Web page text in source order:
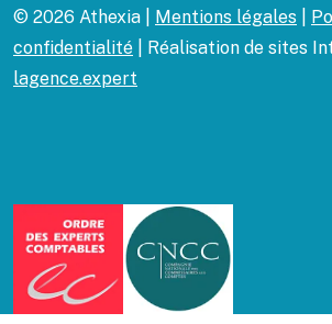
© 2026 Athexia | Mentions légales
confidentialité | Réalisation de sites
lagence.expert